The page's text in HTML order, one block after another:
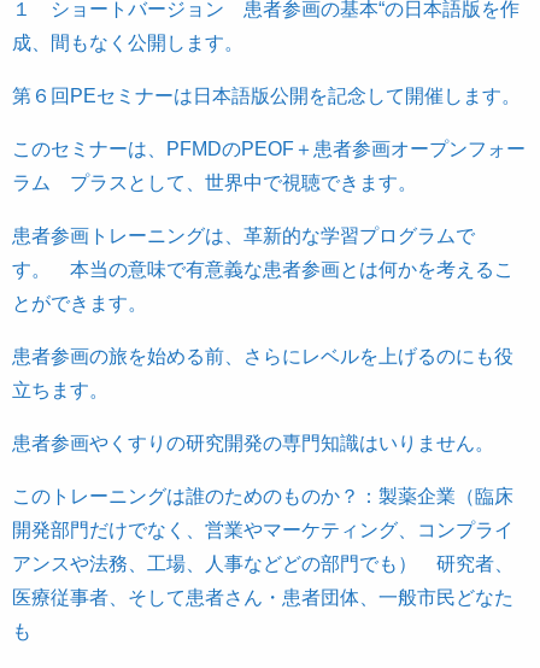
１ ショートバージョン 患者参画の基本“の日本語版を作
成、間もなく公開します。
第６回PEセミナーは日本語版公開を記念して開催します。
このセミナーは、PFMDのPEOF＋患者参画オープンフォー
ラム プラスとして、世界中で視聴できます。
患者参画トレーニングは、革新的な学習プログラムで
す。 本当の意味で有意義な患者参画とは何かを考えるこ
とができます。
患者参画の旅を始める前、さらにレベルを上げるのにも役
立ちます。
患者参画やくすりの研究開発の専門知識はいりません。
このトレーニングは誰のためのものか？：製薬企業（臨床
開発部門だけでなく、営業やマーケティング、コンプライ
アンスや法務、工場、人事などどの部門でも） 研究者、
医療従事者、そして患者さん・患者団体、一般市民どなた
も